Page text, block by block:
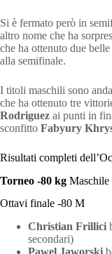
Si è fermato però in
altro nome che ha
che ha ottenuto due
alla semifinale.
I titoli maschili sono
che ha ottenuto tre
Rodriguez ai punti in
sconfitto Fabyury
Risultati completi
Torneo -80 kg Maschile
Ottavi finale -80 M
Christian Frillici
secondari)